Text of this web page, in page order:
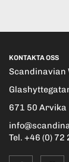
KONTAKTA OSS
Scandinavian
671 50 Arvika
Tel. +46 (0) 72